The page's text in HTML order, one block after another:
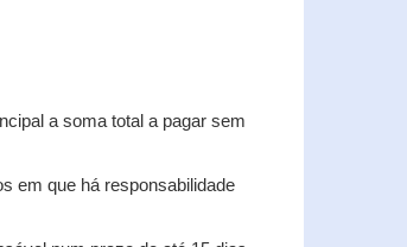
a soma total a pagar sem
em que há responsabilidade